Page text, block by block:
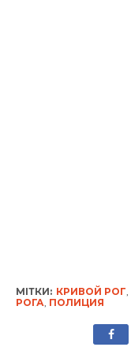
МІТКИ: КРИВОЙ РОГ,
РОГА, ПОЛИЦИЯ